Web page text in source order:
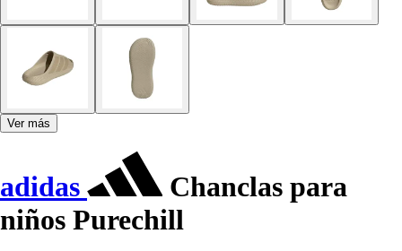
Ver más
adidas
Chanclas para
niños Purechill